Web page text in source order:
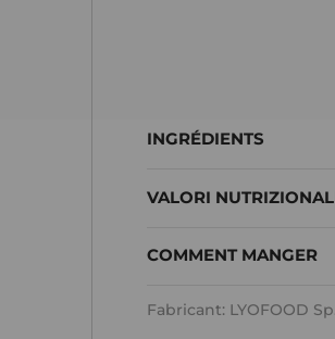
INGRÉDIENTS
VALORI
COMMENT MANGER
Fabricant: LYOFOOD